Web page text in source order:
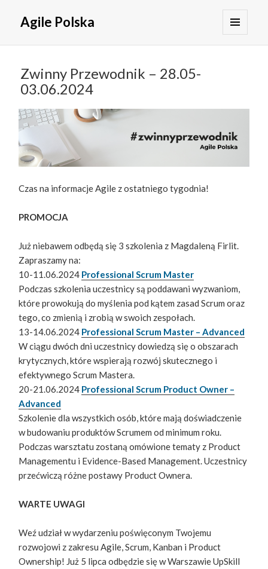
Agile Polska
Zwinny Przewodnik – 28.05-
03.06.2024
Czas na informacje Agile z ostatniego tygodnia!
PROMOCJA
Już niebawem odbędą się 3 szkolenia z Magdaleną Firlit.
Zapraszamy na:
10-11.06.2024 Professional Scrum Master
Podczas szkolenia uczestnicy są poddawani wyzwaniom,
które prowokują do myślenia pod kątem zasad Scrum oraz
tego, co zmienią i zrobią w swoich zespołach.
13-14.06.2024 Professional Scrum Master – Advanced
W ciągu dwóch dni uczestnicy dowiedzą się o obszarach
krytycznych, które wspierają rozwój skutecznego i
efektywnego Scrum Mastera.
20-21.06.2024 Professional Scrum Product Owner –
Advanced
Szkolenie dla wszystkich osób, które mają doświadczenie
w budowaniu produktów Scrumem od minimum roku.
Podczas warsztatu zostaną omówione tematy z Product
Managementu i Evidence-Based Management. Uczestnicy
przećwiczą różne postawy Product Ownera.
WARTE UWAGI
Weź udział w wydarzeniu poświęconym Twojemu
rozwojowi z zakresu Agile, Scrum, Kanban i Product
Ownership! Już 5 lipca odbędzie się w Warszawie UpSkill